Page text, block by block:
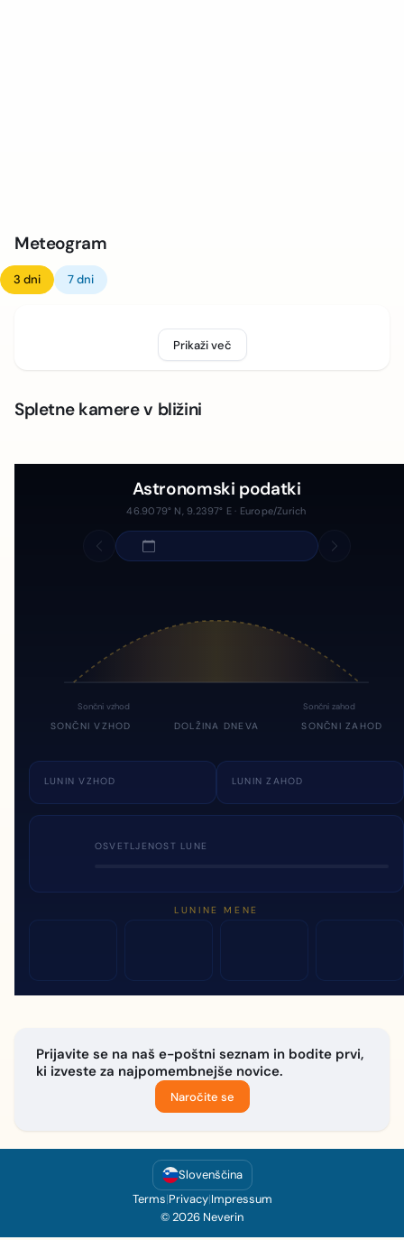
Meteogram
3 dni 7 dni
Prikaži več
Spletne kamere v bližini
Astronomski podatki
46.9079° N, 9.2397° E · Europe/Zurich
Sončni vzhod Sončni zahod
SONČNI VZHOD DOLŽINA DNEVA SONČNI ZAHOD
LUNIN VZHOD LUNIN ZAHOD
OSVETLJENOST LUNE
LUNINE MENE
Prijavite se na naš e-poštni seznam in bodite prvi,
ki izveste za najpomembnejše novice.
Naročite se
Slovenščina
Terms|Privacy|Impressum
© 2026 Neverin